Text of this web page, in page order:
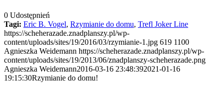
0 Udostępnień
Tagi: Eric B. Vogel, Rzymianie do domu, Trefl Joker Line
https://scheherazade.znadplanszy.pl/wp-
content/uploads/sites/19/2016/03/rzymianie-1.jpg 619 1100
Agnieszka Weidemann https://scheherazade.znadplanszy.pl/wp-
content/uploads/sites/19/2013/06/znadplanszy-scheherazade.png
Agnieszka Weidemann2016-03-16 23:48:392021-01-16
19:15:30Rzymianie do domu!